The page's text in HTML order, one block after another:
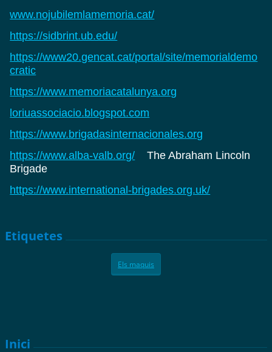
www.nojubilemlamemoria.cat/
https://sidbrint.ub.edu/
https://www20.gencat.cat/portal/site/memorialdemo
cratic
https://www.memoriacatalunya.org
loriuassociacio.blogspot.com
https://www.brigadasinternacionales.org
https://www.alba-valb.org/ The Abraham Lincoln
Brigade
https://www.international-brigades.org.uk/
Etiquetes
Els maquis
Inici